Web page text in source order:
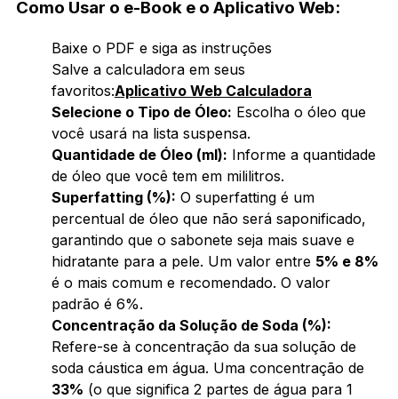
Como Usar o e-Book e o Aplicativo Web:
Baixe o PDF e siga as instruções
Salve a calculadora em seus
favoritos:Aplicativo Web Calculadora
Selecione o Tipo de Óleo: Escolha o óleo que
você usará na lista suspensa.
Quantidade de Óleo (ml): Informe a quantidade
de óleo que você tem em mililitros.
Superfatting (%): O superfatting é um
percentual de óleo que não será saponificado,
garantindo que o sabonete seja mais suave e
hidratante para a pele. Um valor entre 5% e 8%
é o mais comum e recomendado. O valor
padrão é 6%.
Concentração da Solução de Soda (%):
Refere-se à concentração da sua solução de
soda cáustica em água. Uma concentração de
33% (o que significa 2 partes de água para 1